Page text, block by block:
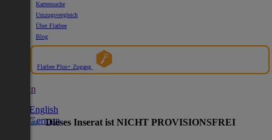
Kartensuche
Umzugsvergleich
Über Flatbee
Blog
Flatbee Plus+ Zugang
German
English
German
Hinweis:Dieses Inserat ist NICHT PROVISIONSFREI